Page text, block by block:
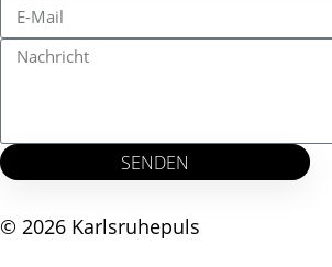
SENDEN
© 2026 Karlsruhepuls